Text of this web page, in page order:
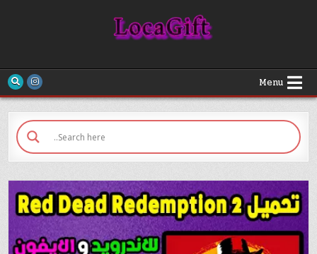
Menu